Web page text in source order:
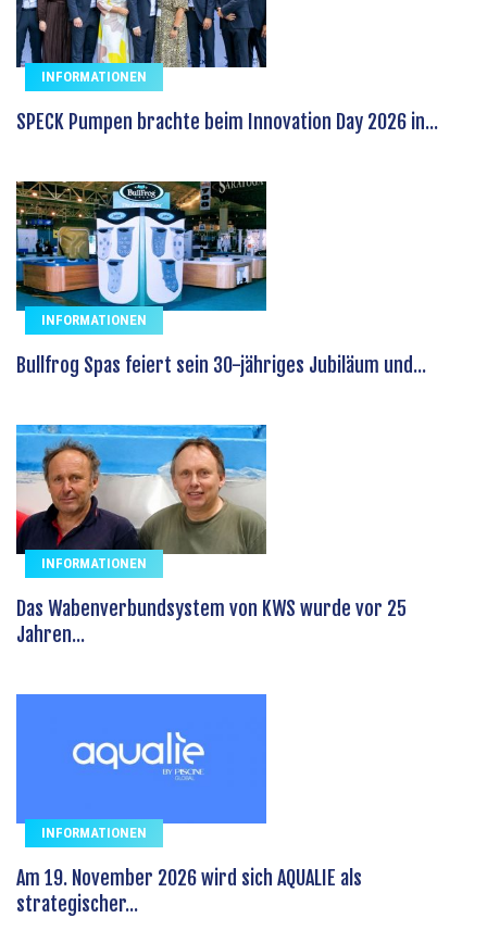
INFORMATIONEN
SPECK Pumpen brachte beim Innovation Day 2026 in...
INFORMATIONEN
Bullfrog Spas feiert sein 30-jähriges Jubiläum und...
INFORMATIONEN
Das Wabenverbundsystem von KWS wurde vor 25
Jahren...
INFORMATIONEN
Am 19. November 2026 wird sich AQUALIE als
strategischer...